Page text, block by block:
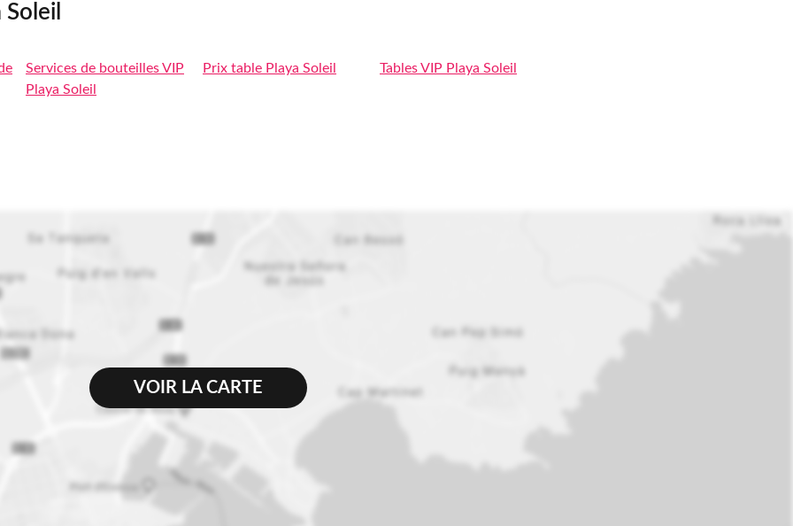
Services de bouteilles VIP
Playa Soleil
Prix table Playa Soleil Tables VIP Playa Soleil
VOIR LA CARTE